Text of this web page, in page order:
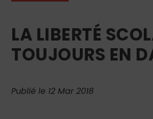
LA LIBERTÉ
TOUJOURS EN
Publié le 12 Mar 2018